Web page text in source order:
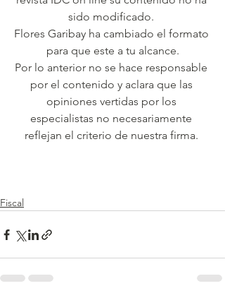
sido modificado.
Flores Garibay ha cambiado el formato
para que este a tu alcance.
Por lo anterior no se hace responsable
por el contenido y aclara que las
opiniones vertidas por los
especialistas no necesariamente
reflejan el criterio de nuestra firma.
Fiscal